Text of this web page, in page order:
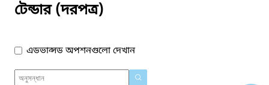
টেন্ডার (দরপত্র)
এডভান্সড অপশনগুলো দেখান